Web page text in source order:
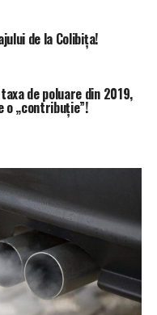
de la Colibița!
de poluare din 2019,
o „contribuție”!